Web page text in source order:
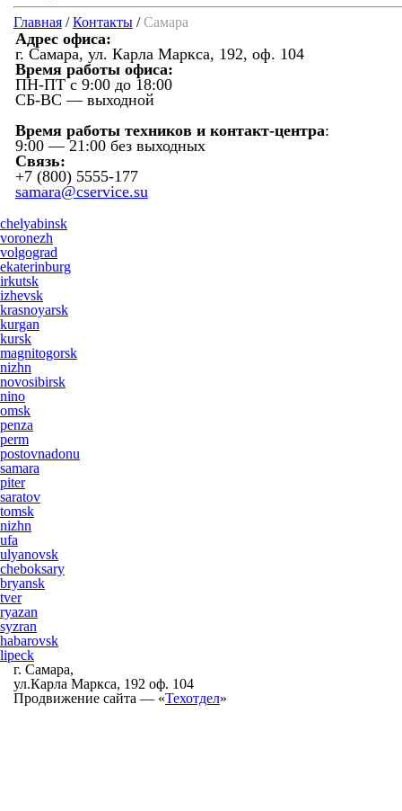
Главная/Контакты/Самара
Адрес офиса:
г. Самара, ул. Карла Маркса, 192, оф. 104
Время работы офиса:
ПН-ПТ с 9:00 до 18:00
СБ-ВС — выходной
Время работы техников и контакт-центра:
9:00 — 21:00 без выходных
Связь:
+7 (800) 5555-177
samara@cservice.su
chelyabinsk
voronezh
volgograd
ekaterinburg
irkutsk
izhevsk
krasnoyarsk
kurgan
kursk
magnitogorsk
nizhn
novosibirsk
nino
omsk
penza
perm
postovnadonu
samara
piter
saratov
tomsk
nizhn
ufa
ulyanovsk
cheboksary
bryansk
tver
ryazan
syzran
habarovsk
lipeck
г. Самара,
ул.Карла Маркса, 192 оф. 104
Продвижение сайта — «Техотдел»